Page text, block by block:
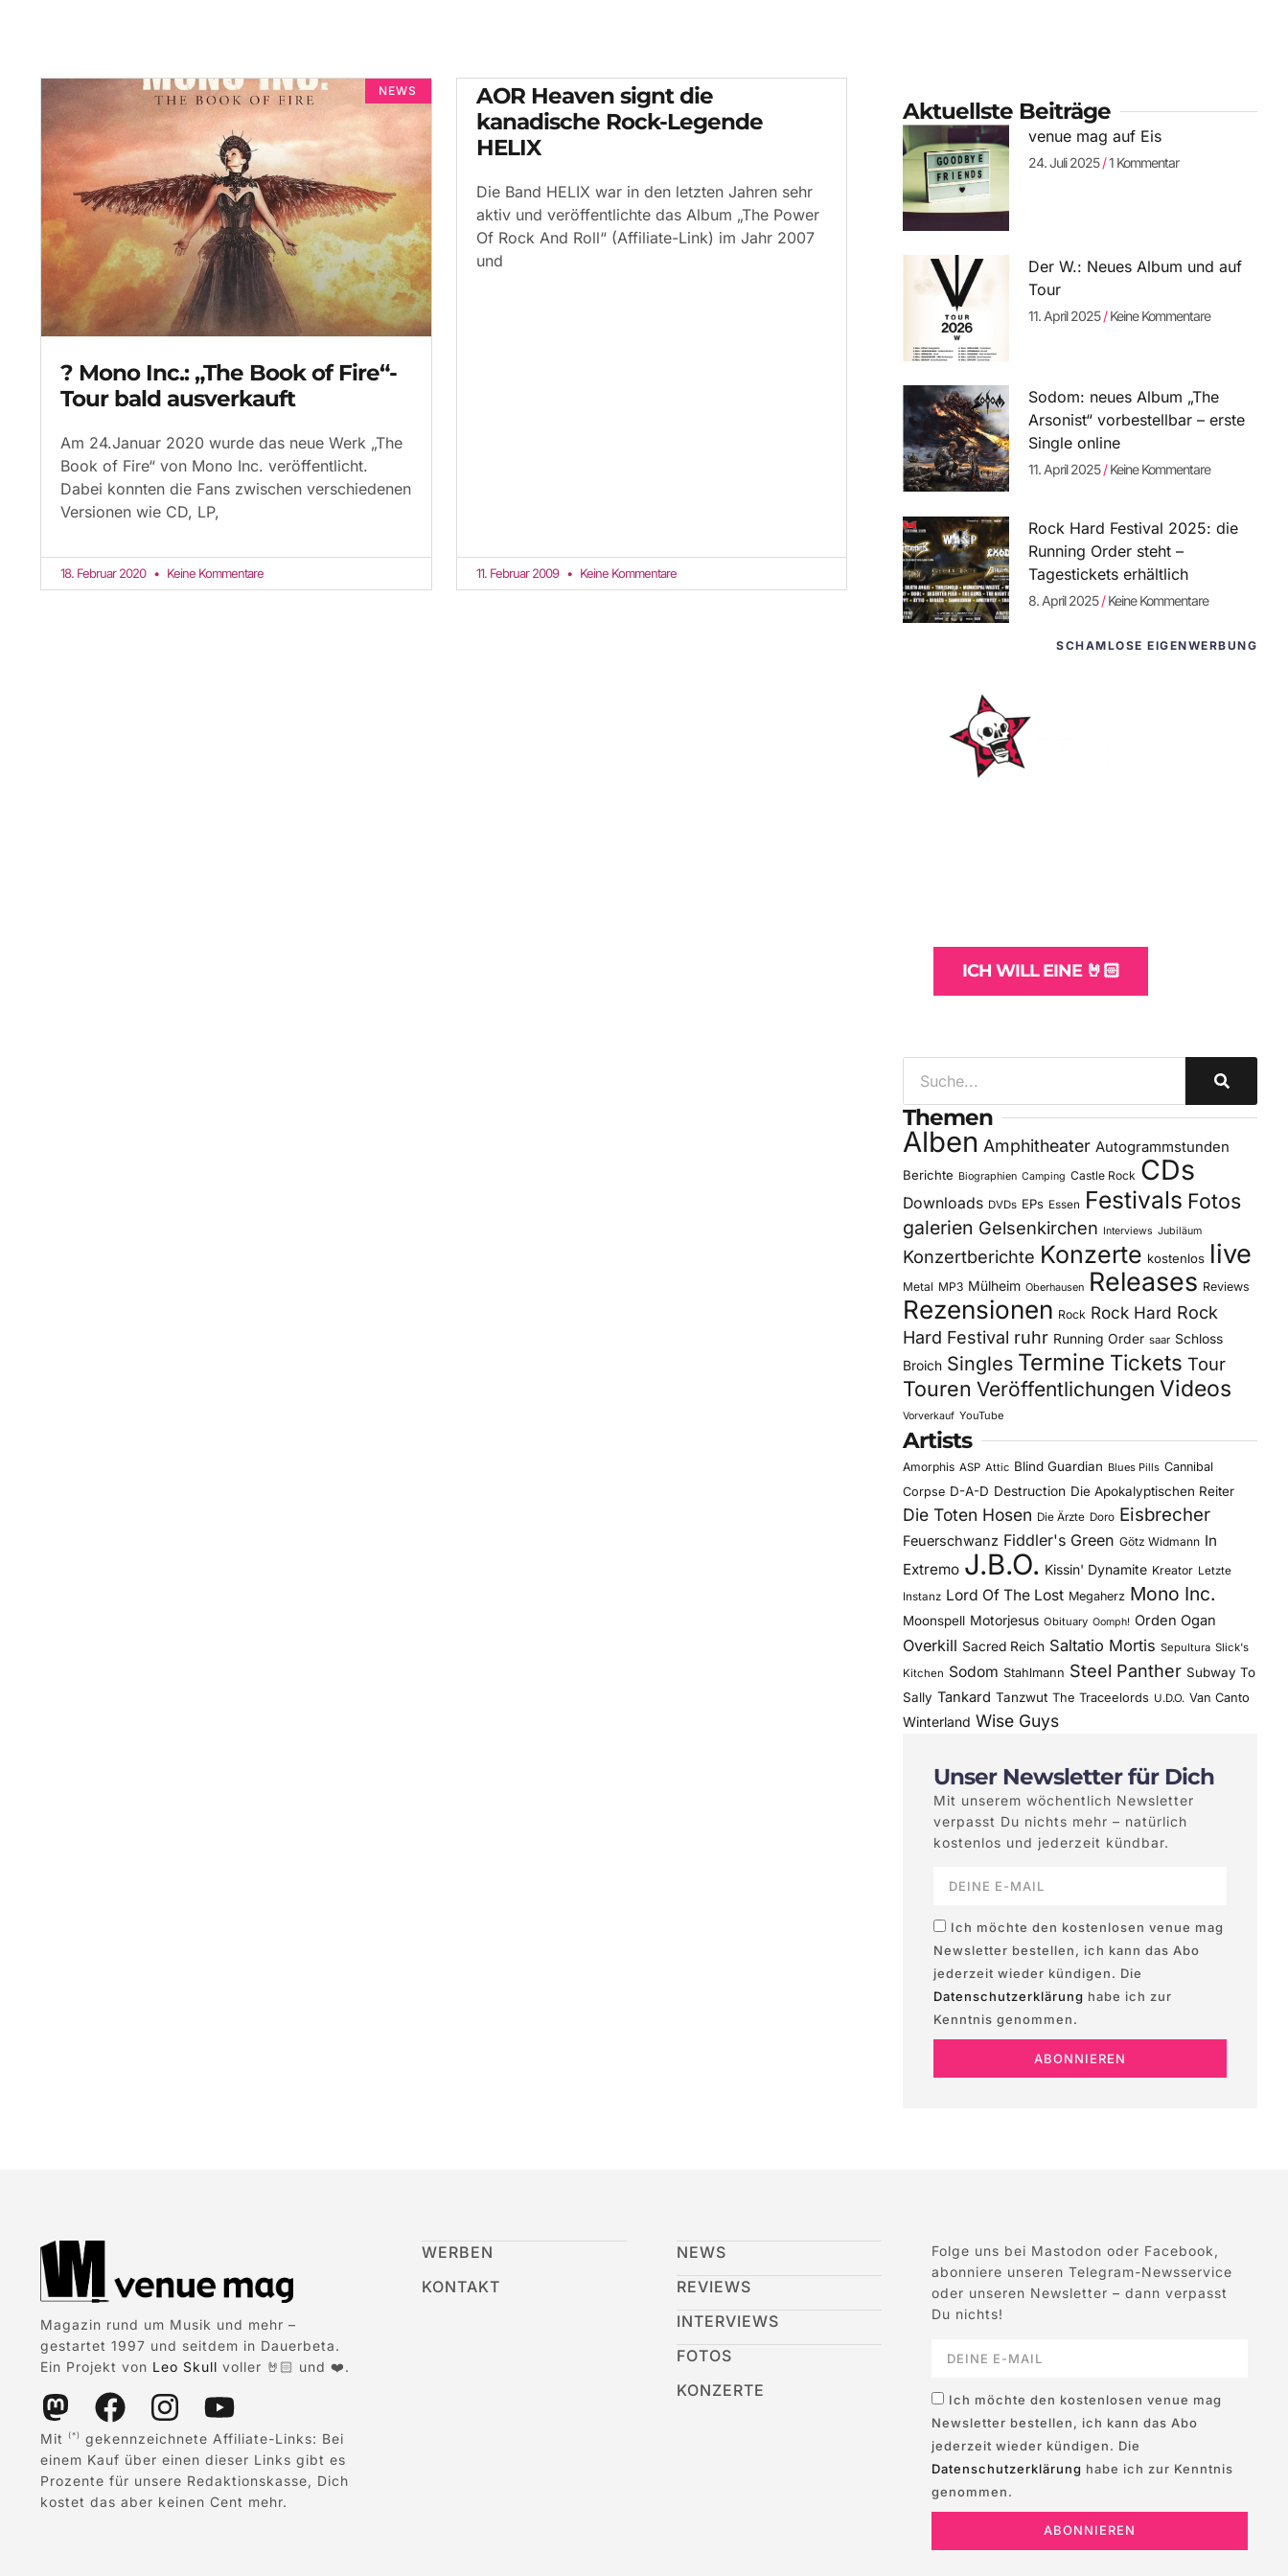
NEWS
? Mono Inc.: „The Book of Fire“-
Tour bald ausverkauft
Am 24.Januar 2020 wurde das neue Werk „The
Book of Fire“ von Mono Inc. veröffentlicht.
Dabei konnten die Fans zwischen verschiedenen
Versionen wie CD, LP,
18. Februar 2020 Keine Kommentare
AOR Heaven signt die
kanadische Rock-Legende
HELIX
Die Band HELIX war in den letzten Jahren sehr
aktiv und veröffentlichte das Album „The Power
Of Rock And Roll“ (Affiliate-Link) im Jahr 2007
und
11. Februar 2009 Keine Kommentare
Aktuellste Beiträge
venue mag auf Eis
24. Juli 2025 1 Kommentar
Der W.: Neues Album und auf
Tour
11. April 2025 Keine Kommentare
Sodom: neues Album „The
Arsonist“ vorbestellbar – erste
Single online
11. April 2025 Keine Kommentare
Rock Hard Festival 2025: die
Running Order steht –
Tagestickets erhältlich
8. April 2025 Keine Kommentare
SCHAMLOSE EIGENWERBUNG
ICH WILL EINE 🤘🏻
Themen
Alben Amphitheater Autogrammstunden
Berichte Biographien Camping Castle Rock CDs
Downloads DVDs EPs Essen Festivals Fotos
galerien Gelsenkirchen Interviews Jubiläum
Konzertberichte Konzerte kostenlos live
Metal MP3 Mülheim Oberhausen Releases Reviews
Rezensionen Rock Rock Hard Rock
Hard Festival ruhr Running Order saar Schloss
Broich Singles Termine Tickets Tour
Touren Veröffentlichungen Videos
Vorverkauf YouTube
Artists
Amorphis ASP Attic Blind Guardian Blues Pills Cannibal
Corpse D-A-D Destruction Die Apokalyptischen Reiter
Die Toten Hosen Die Ärzte Doro Eisbrecher
Feuerschwanz Fiddler's Green Götz Widmann In
Extremo J.B.O. Kissin' Dynamite Kreator Letzte
Instanz Lord Of The Lost Megaherz Mono Inc.
Moonspell Motorjesus Obituary Oomph! Orden Ogan
Overkill Sacred Reich Saltatio Mortis Sepultura Slick's
Kitchen Sodom Stahlmann Steel Panther Subway To
Sally Tankard Tanzwut The Traceelords U.D.O. Van Canto
Winterland Wise Guys
Unser Newsletter für Dich
Mit unserem wöchentlich Newsletter
verpasst Du nichts mehr – natürlich
kostenlos und jederzeit kündbar.
Ich möchte den kostenlosen venue mag
Newsletter bestellen, ich kann das Abo
jederzeit wieder kündigen. Die
Datenschutzerklärung habe ich zur
Kenntnis genommen.
ABONNIEREN
Magazin rund um Musik und mehr –
gestartet 1997 und seitdem in Dauerbeta.
Ein Projekt von Leo Skull voller 🤘🏻 und ❤️.
Mit (*)
gekennzeichnete Affiliate-Links: Bei
einem Kauf über einen dieser Links gibt es
Prozente für unsere Redaktionskasse, Dich
kostet das aber keinen Cent mehr.
WERBEN
KONTAKT
NEWS
REVIEWS
INTERVIEWS
FOTOS
KONZERTE
Folge uns bei Mastodon oder Facebook,
abonniere unseren Telegram-Newsservice
oder unseren Newsletter – dann verpasst
Du nichts!
Ich möchte den kostenlosen venue mag
Newsletter bestellen, ich kann das Abo
jederzeit wieder kündigen. Die
Datenschutzerklärung habe ich zur Kenntnis
genommen.
ABONNIEREN